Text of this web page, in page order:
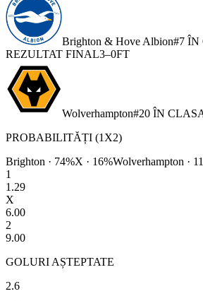
Brighton & Hove Albion#7 ÎN
REZULTAT FINAL3–0FT
Wolverhampton#20 ÎN
PROBABILITĂȚI (1X2)
Brighton · 74%X · 16%Wolverhampton · 11
1
1.29
X
6.00
2
9.00
GOLURI AȘTEPTATE
2.6